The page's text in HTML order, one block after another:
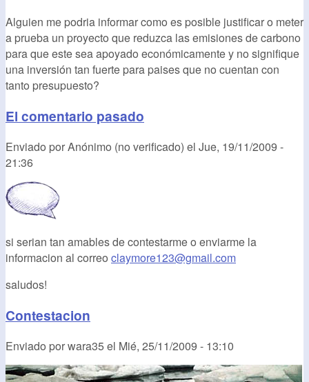
Alguien me podria informar como es posible justificar o meter
a prueba un proyecto que reduzca las emisiones de carbono
para que este sea apoyado económicamente y no signifique
una inversión tan fuerte para paises que no cuentan con
tanto presupuesto?
El comentario pasado
Enviado porAnónimo (no verificado) el Jue, 19/11/2009 -
21:36
si serian tan amables de contestarme o enviarme la
informacion al correo claymore123@gmail.com
saludos!
Contestacion
Enviado porwara35el Mié, 25/11/2009 - 13:10